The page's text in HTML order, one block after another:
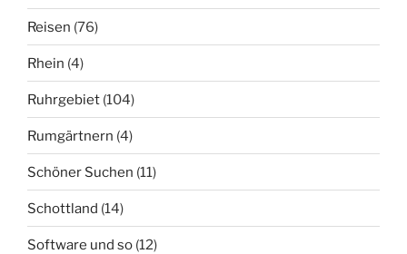
Reisen (76)
Rhein (4)
Ruhrgebiet (104)
Rumgärtnern (4)
Schöner Suchen (11)
Schottland (14)
Software und so (12)